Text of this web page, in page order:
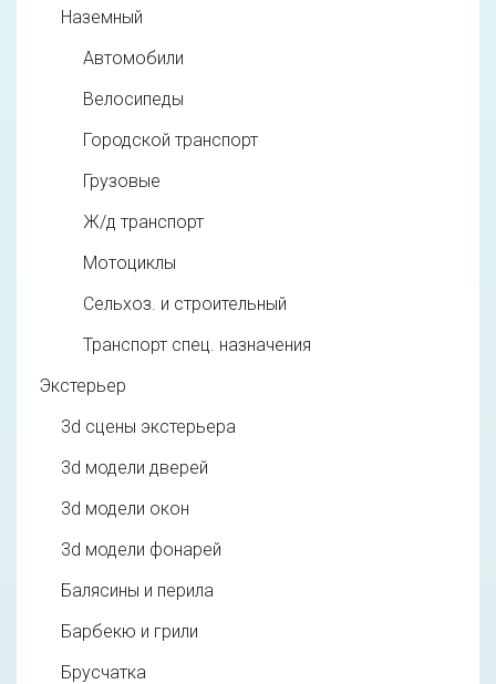
Наземный
Автомобили
Велосипеды
Городской транспорт
Грузовые
Ж/д транспорт
Мотоциклы
Сельхоз. и строительный
Транспорт спец. назначения
Экстерьер
3d cцены экстерьера
3d модели дверей
3d модели окон
3d модели фонарей
Балясины и перила
Барбекю и грили
Брусчатка